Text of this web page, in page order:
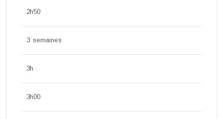
2h50
3 semaines
3h
3h00